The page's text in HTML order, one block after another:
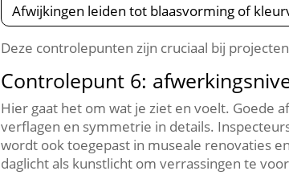
Afwijkingen leiden tot blaasvorming of
Deze controlepunten zijn cruciaal bij
Controlepunt 6:
Hier gaat het om wat je ziet en voelt.​ Goede
verflagen en symmetrie in details.​
wordt ook toegepast in museale renovaties
daglicht als kunstlicht om verrassingen te